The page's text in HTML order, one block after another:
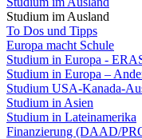
Studium im Ausland
To Dos und Tipps
Europa macht Schule
Studium in Europa -
Studium in Europa –
Studium USA-Kanada-
Studium in Asien
Studium in Lateinamerika
Finanzierung (DAAD/